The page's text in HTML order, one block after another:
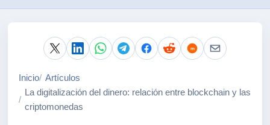
Inicio
Artículos
La digitalización del dinero: relación entre blockchain y las
criptomonedas